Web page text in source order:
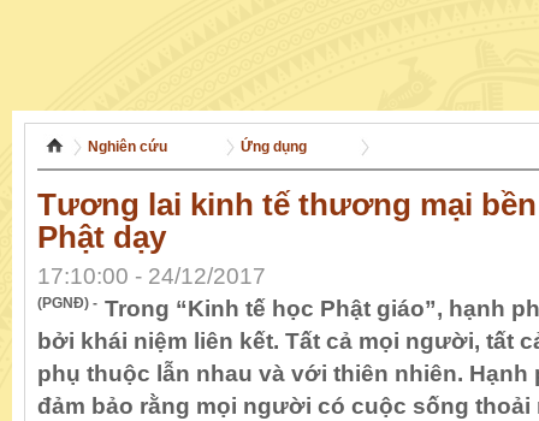
Nghiên cứu Ứng dụng
Tương lai kinh tế thương mại
Phật dạy
17:10:00 - 24/12/2017
(PGNĐ) - Trong “Kinh tế học Phật giáo”, hạnh
bởi khái niệm liên kết. Tất cả mọi người, tất
phụ thuộc lẫn nhau và với thiên nhiên. Hạnh
đảm bảo rằng mọi người có cuộc sống thoải